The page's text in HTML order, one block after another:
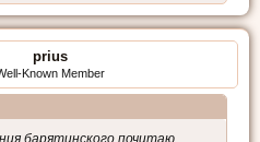
prius
Known Member